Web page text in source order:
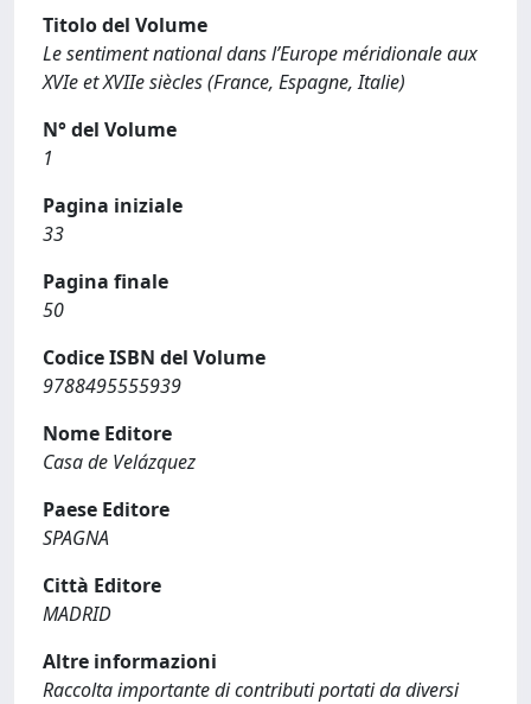
Titolo del Volume
Le sentiment national dans l’Europe méridionale aux
XVIe et XVIIe siècles (France, Espagne, Italie)
N° del Volume
1
Pagina iniziale
33
Pagina finale
50
Codice ISBN del Volume
9788495555939
Nome Editore
Casa de Velázquez
Paese Editore
SPAGNA
Città Editore
MADRID
Altre informazioni
Raccolta importante di contributi portati da diversi